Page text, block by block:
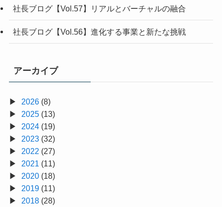
社長ブログ【Vol.57】リアルとバーチャルの融合
社長ブログ【Vol.56】進化する事業と新たな挑戦
アーカイブ
2026(8)
2025(13)
2024(19)
2023(32)
2022 (27)
2021 (11)
2020(18)
2019(11)
2018(28)